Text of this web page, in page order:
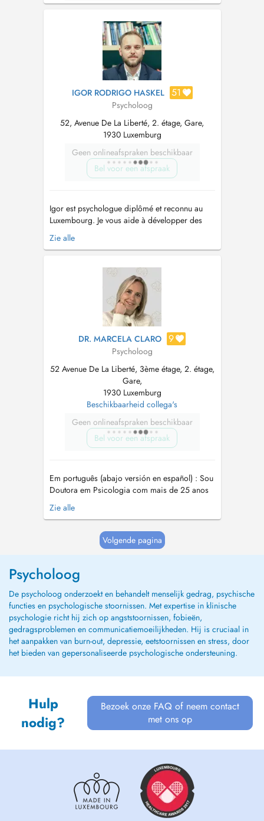
IGOR RODRIGO HASKEL 51
Psycholoog
52, Avenue De La Liberté, 2. étage, Gare,
1930 Luxemburg
Geen onlineafspraken beschikbaar
Bel voor een afspraak
Igor est psychologue diplômé et reconnu au
Luxembourg. Je vous aide à développer des
stratégies efficaces pour gérer l'anxiété et le
stress du quotidien. Une psychologie
résolution de problèmes. Public : Adulte et
adolescent Approche: thérapie cogniti...
Zie alle
DR. MARCELA CLARO 9
Psycholoog
52 Avenue De La Liberté, 3ème étage, 2. étage,
Gare,
1930 Luxemburg
Beschikbaarheid collega's
Geen onlineafspraken beschikbaar
Bel voor een afspraak
Em português (abajo versión en español) : Sou
Doutora em Psicologia com mais de 25 anos
dedicados ao cuidado da saúde mental de
adultos e adolescentes, especializada em
personalizada para problemas de depressão,
ansiedade, burnout, estresse, autoestima e
Zie alle
Volgende pagina
Psycholoog
De psycholoog onderzoekt en behandelt menselijk gedrag, psychische
functies en psychologische stoornissen. Met expertise in klinische
psychologie richt hij zich op angststoornissen, fobieën,
gedragsproblemen en communicatiemoeilijkheden. Hij is cruciaal in
het aanpakken van burn-out, depressie, eetstoornissen en stress, door
het bieden van gepersonaliseerde psychologische ondersteuning.
Hulp
nodig?
Bezoek onze FAQ of neem contact
met ons op